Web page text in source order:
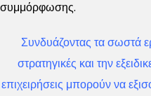
συμμόρφωσης.
Συνδυάζοντας τα σωστά
στρατηγικές και την
επιχειρήσεις μπορούν να